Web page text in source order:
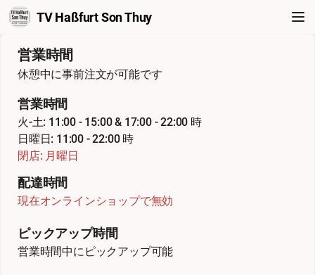
TV Haßfurt Son Thuy
営業時間
休憩中に事前注文が可能です
営業時間
火-土: 11:00 - 15:00 & 17:00 - 22:00 時
日曜日: 11:00 - 22:00 時
閉店: 月曜日
配達時間
現在オンラインショップで無効
ピックアップ時間
営業時間中にピックアップ可能